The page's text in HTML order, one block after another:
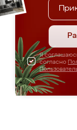
Я
согласно